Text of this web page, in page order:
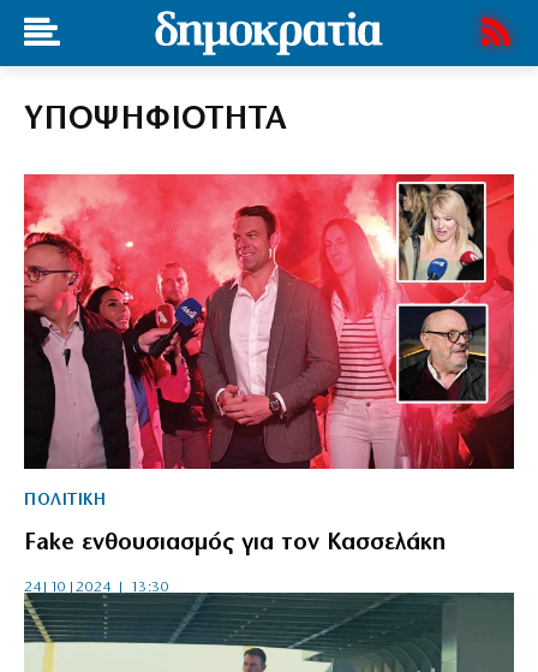
ΥΠΟΨΗΦΙΟΤΗΤΑ
ΠΟΛΙΤΙΚΗ
Fake ενθουσιασμός για τον Κασσελάκη
24|10|2024 | 13:30